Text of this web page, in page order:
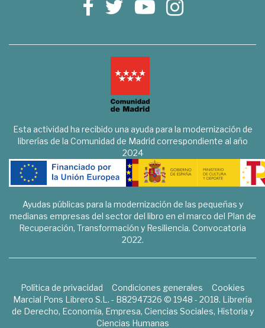
Esta actividad ha recibido una ayuda para la modernización de
librerías de la Comunidad de Madrid correspondiente al año
2024
Ayudas públicas para la modernización de las pequeñas y
medianas empresas del sector del libro en el marco del Plan de
Recuperación, Transformación y Resiliencia. Convocatoria
2022.
Política de privacidad Condiciones generales
Cookies
Marcial Pons Librero S.L. - B82947326 © 1948 - 2018. Librería
de Derecho, Economía, Empresa, Ciencias Sociales, Historia y
Ciencias Humanas